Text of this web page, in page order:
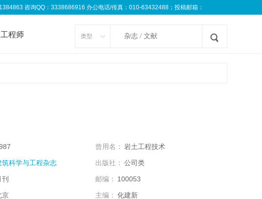
咨询QQ：3338686916 办公电话/传真：010-63432488；投稿邮箱：
程师 类型
筑科学与工程杂志
刊
京
曾用名： 岩土工程技术
出版社： 公司类
邮编： 100053
主编： 化建新